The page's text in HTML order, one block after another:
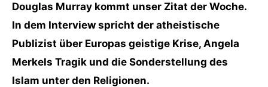
Douglas Murray kommt unser Zitat der Woche.
In dem Interview spricht der atheistische
Publizist über Europas geistige Krise, Angela
Merkels Tragik und die Sonderstellung des
Islam unter den Religionen.